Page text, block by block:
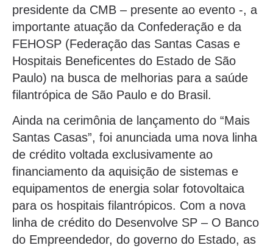
presidente da CMB – presente ao evento -, a
importante atuação da Confederação e da
FEHOSP (Federação das Santas Casas e
Hospitais Beneficentes do Estado de São
Paulo) na busca de melhorias para a saúde
filantrópica de São Paulo e do Brasil.
Ainda na cerimônia de lançamento do “Mais
Santas Casas”, foi anunciada uma nova linha
de crédito voltada exclusivamente ao
financiamento da aquisição de sistemas e
equipamentos de energia solar fotovoltaica
para os hospitais filantrópicos. Com a nova
linha de crédito do Desenvolve SP – O Banco
do Empreendedor, do governo do Estado, as